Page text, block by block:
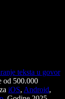
teksta u govor
od 500.000
iOS, Android,